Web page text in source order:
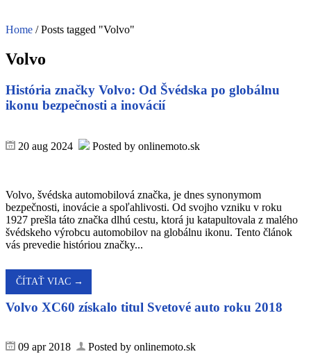
Home /Posts tagged "Volvo"
Volvo
História značky Volvo: Od Švédska po globálnu
ikonu bezpečnosti a inovácií
20 aug 2024 Posted by onlinemoto.sk
Volvo, švédska automobilová značka, je dnes synonymom
bezpečnosti, inovácie a spoľahlivosti. Od svojho vzniku v roku
1927 prešla táto značka dlhú cestu, ktorá ju katapultovala z malého
švédskeho výrobcu automobilov na globálnu ikonu. Tento článok
vás prevedie históriou značky...
ČÍTAŤ VIAC →
Volvo XC60 získalo titul Svetové auto roku 2018
09 apr 2018 Posted by onlinemoto.sk